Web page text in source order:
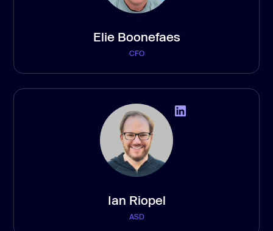
Elie Boonefaes
CFO
Ian Riopel
ASD